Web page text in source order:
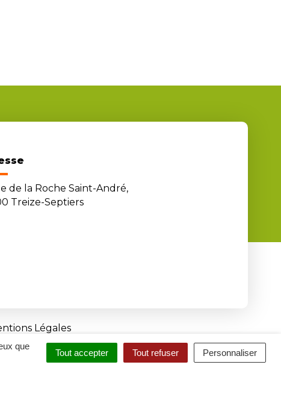
que
Tout accepter Tout refuser Personnaliser
de la Roche Saint-André,
Treize-Septiers
Légales